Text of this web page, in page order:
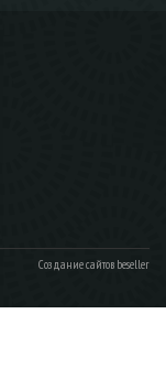
Создание сайтов beseller